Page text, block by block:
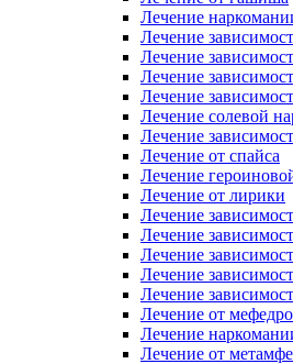
Лечение
Лечение
Лечение
Лечение
Лечение
Лечение солевой
Лечение
Лечение от спайса
Лечение
Лечение от лирики
Лечение
Лечение
Лечение
Лечение
Лечение
Лечение от
Лечение
Лечение от